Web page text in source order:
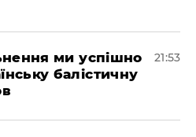
ми успішно
балістичну
21:53